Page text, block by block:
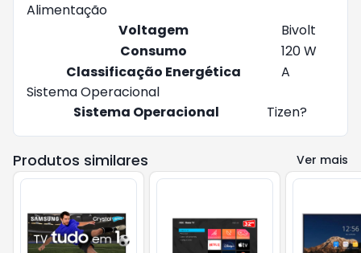
Alimentação
Voltagem
Bivolt
Consumo
120 W
Classificação Energética
A
Sistema Operacional
Sistema Operacional
Tizen?
Produtos similares Ver mais